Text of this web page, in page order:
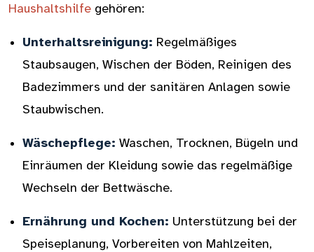
Haushaltshilfe gehören:
Unterhaltsreinigung: Regelmäßiges
Staubsaugen, Wischen der Böden, Reinigen des
Badezimmers und der sanitären Anlagen sowie
Staubwischen.
Wäschepflege: Waschen, Trocknen, Bügeln und
Einräumen der Kleidung sowie das regelmäßige
Wechseln der Bettwäsche.
Ernährung und Kochen: Unterstützung bei der
Speiseplanung, Vorbereiten von Mahlzeiten,